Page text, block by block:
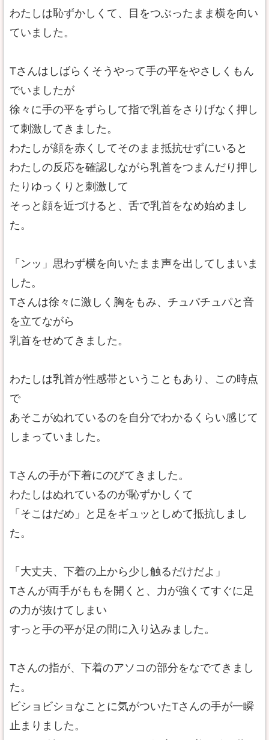
わたしは恥ずかしくて、目をつぶったまま横を向い
ていました。
Tさんはしばらくそうやって手の平をやさしくもん
でいましたが
徐々に手の平をずらして指で乳首をさりげなく押し
て刺激してきました。
わたしが顔を赤くしてそのまま抵抗せずにいると
わたしの反応を確認しながら乳首をつまんだり押し
たりゆっくりと刺激して
そっと顔を近づけると、舌で乳首をなめ始めまし
た。
「ンッ」思わず横を向いたまま声を出してしまいま
した。
Tさんは徐々に激しく胸をもみ、チュパチュパと音
を立てながら
乳首をせめてきました。
わたしは乳首が性感帯ということもあり、この時点
で
あそこがぬれているのを自分でわかるくらい感じて
しまっていました。
Tさんの手が下着にのびてきました。
わたしはぬれているのが恥ずかしくて
「そこはだめ」と足をギュッとしめて抵抗しまし
た。
「大丈夫、下着の上から少し触るだけだよ」
Tさんが両手がももを開くと、力が強くてすぐに足
の力が抜けてしまい
すっと手の平が足の間に入り込みました。
Tさんの指が、下着のアソコの部分をなでてきまし
た。
ビショビショなことに気がついたTさんの手が一瞬
止まりました。